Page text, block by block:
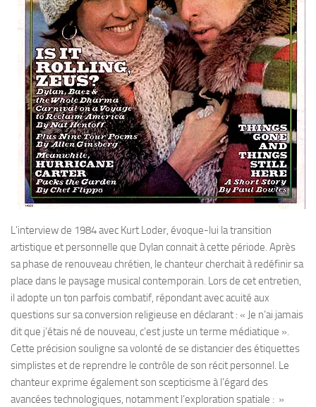
L’interview de 1984 avec Kurt Loder, évoque-lui la transition
artistique et personnelle que Dylan connait à cette période. Après
sa phase de renouveau chrétien, le chanteur cherchait à redéfinir sa
place dans le paysage musical contemporain. Lors de cet entretien,
il adopte un ton parfois combatif, répondant avec acuité aux
questions sur sa conversion religieuse en déclarant : « Je n’ai jamais
dit que j’étais né de nouveau, c’est juste un terme médiatique ».
Cette précision souligne sa volonté de se distancier des étiquettes
simplistes et de reprendre le contrôle de son récit personnel. Le
chanteur exprime également son scepticisme à l’égard des
avancées technologiques, notamment l’exploration spatiale : »